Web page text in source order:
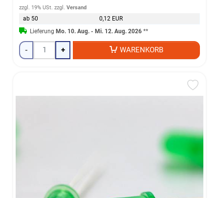
zzgl. 19% USt. zzgl.Versand
ab 50
0,12 EUR
Lieferung Mo. 10. Aug. - Mi. 12. Aug. 2026 **
- + WARENKORB